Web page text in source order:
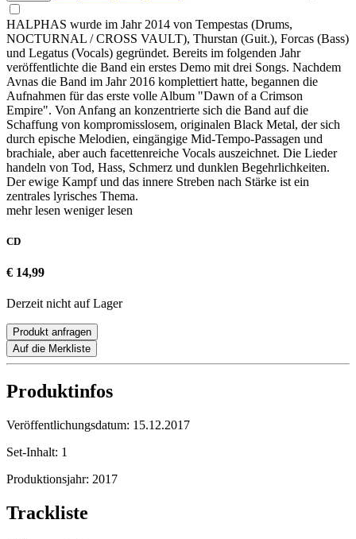
HALPHAS wurde im Jahr 2014 von Tempestas (Drums,
NOCTURNAL / CROSS VAULT), Thurstan (Guit.), Forcas (Bass)
und Legatus (Vocals) gegründet. Bereits im folgenden Jahr
veröffentlichte die Band ein erstes Demo mit drei Songs. Nachdem
Avnas die Band im Jahr 2016 komplettiert hatte, begannen die
Aufnahmen für das erste volle Album "Dawn of a Crimson
Empire". Von Anfang an konzentrierte sich die Band auf die
Schaffung von kompromisslosem, originalen Black Metal, der sich
durch epische Melodien, eingängige Mid-Tempo-Passagen und
brachiale, aber auch facettenreiche Vocals auszeichnet. Die Lieder
handeln von Tod, Hass, Schmerz und dunklen Begehrlichkeiten.
Der ewige Kampf und das innere Streben nach Stärke ist ein
zentrales lyrisches Thema.
mehr lesen weniger lesen
CD
€ 14,99
Derzeit nicht auf Lager
Produkt anfragen
Auf die Merkliste
Produktinfos
Veröffentlichungsdatum: 15.12.2017
Set-Inhalt: 1
Produktionsjahr: 2017
Trackliste